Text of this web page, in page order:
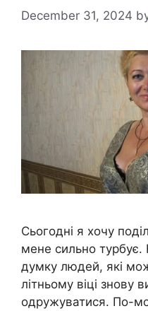
December 31, 2024
Сьогодні я хочу
мене сильно
думку людей, які
літньому віці знову
одружуватися. По-